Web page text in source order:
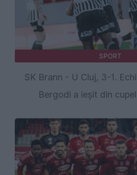
SPORT
SK Brann - U Cluj, 3-1.
Bergodi a ieșit din